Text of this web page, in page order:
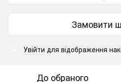
Замовити
Увійти для відображення
До обраного